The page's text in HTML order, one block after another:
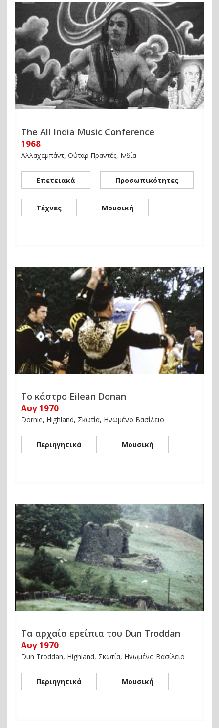
The All India Music Conference
1968
Αλλαχαμπάντ, Ούταρ Πραντές, Ινδία
Επετειακά Προσωπικότητες
Τέχνες Μουσική
Το κάστρο Eilean Donan
Αυγ 1970
Dornie, Highland, Σκωτία, Ηνωμένο Βασίλειο
Περιηγητικά Μουσική
Τα αρχαία ερείπια του Dun Troddan
Αυγ 1970
Dun Troddan, Highland, Σκωτία, Ηνωμένο Βασίλειο
Περιηγητικά Μουσική